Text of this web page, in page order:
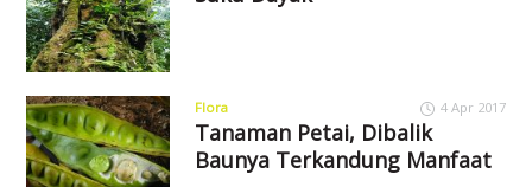
Flora 4 Apr 2017
Tanaman Petai, Dibalik
Baunya Terkandung Manfaat